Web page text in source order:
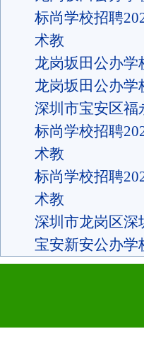
标尚学校招聘
术教
龙岗坂田公办学
龙岗坂田公办学
深圳市宝安区福
标尚学校招聘
术教
标尚学校招聘
术教
深圳市龙岗区深
宝安新安公办学